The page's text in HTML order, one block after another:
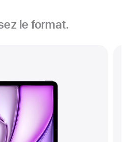
le format.